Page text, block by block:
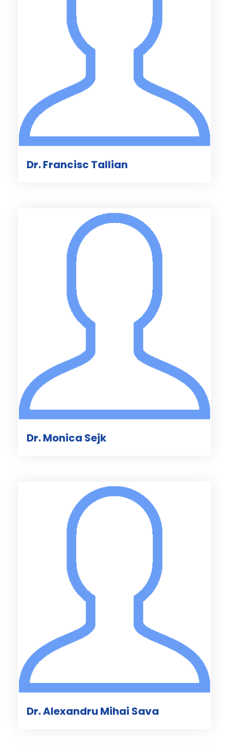
Dr. Francisc Tallian
Dr. Monica Sejk
Dr. Alexandru Mihai Sava